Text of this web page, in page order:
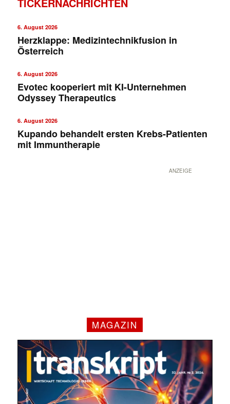
6. August 2026
Herzklappe: Medizintechnikfusion in
Österreich
6. August 2026
Evotec kooperiert mit KI-Unternehmen
Odyssey Therapeutics
6. August 2026
Kupando behandelt ersten Krebs-Patienten
mit Immuntherapie
ANZEIGE
MAGAZIN